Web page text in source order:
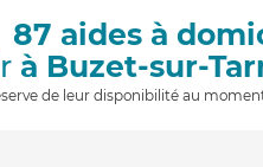
87 aides à
à Buzet-sur-
de leur disponibilité au